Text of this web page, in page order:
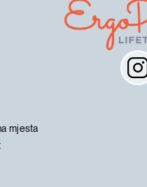
mjesta